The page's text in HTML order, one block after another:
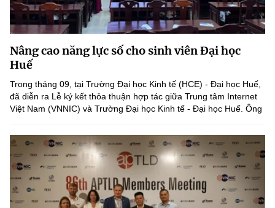
Tiêu chuẩn, đo lường, chất lượng
Năng lượng nguyên tử
Voice
Chọn ngôn ngữ
Vietnamese English
BỘ KHOA HỌC VÀ CÔNG NGHỆ
MINISTRY OF SCIENCE AND TECHNOLOGY
Điều khoản sử dụng Theo dõi MST: Góp ý
Nâng cao năng lực số cho sinh viên Đại học
Huế
Trong tháng 09, tại Trường Đại học Kinh tế (HCE) - Đại học Huế,
đã diễn ra Lễ ký kết thỏa thuận hợp tác giữa Trung tâm Internet
Việt Nam (VNNIC) và Trường Đại học Kinh tế - Đại học Huế. Ông